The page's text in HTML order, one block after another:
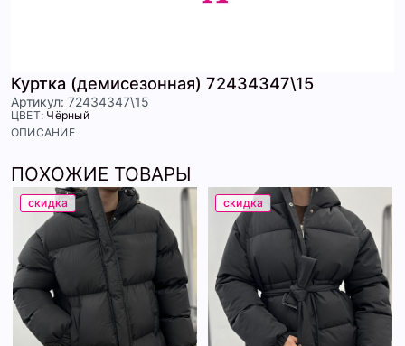
Куртка (демисезонная) 72434347\15
Артикул: 72434347\15
ЦВЕТ: Чёрный
ОПИСАНИЕ
ПОХОЖИЕ ТОВАРЫ
скидка скидка